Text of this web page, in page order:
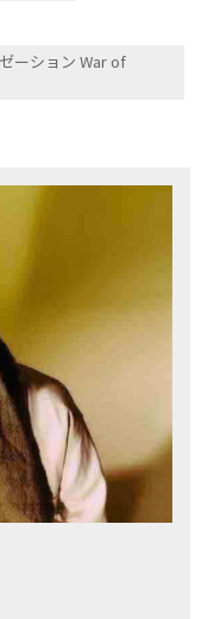
ーション War of